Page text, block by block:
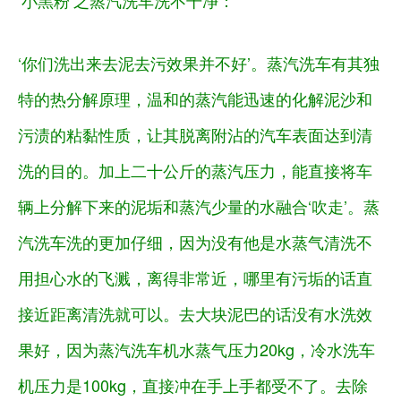
‘你们洗出来去泥去污效果并不好’。蒸汽洗车有其独
特的热分解原理，温和的蒸汽能迅速的化解泥沙和
污渍的粘黏性质，让其脱离附沾的汽车表面达到清
洗的目的。加上二十公斤的蒸汽压力，能直接将车
辆上分解下来的泥垢和蒸汽少量的水融合‘吹走’。蒸
汽洗车洗的更加仔细，因为没有他是水蒸气清洗不
用担心水的飞溅，离得非常近，哪里有污垢的话直
接近距离清洗就可以。去大块泥巴的话没有水洗效
果好，因为蒸汽洗车机水蒸气压力20kg，冷水洗车
机压力是100kg，直接冲在手上手都受不了。去除